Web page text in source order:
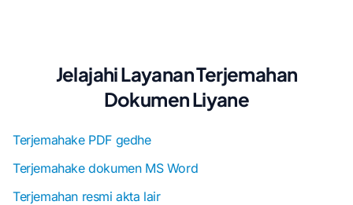
Jelajahi Layanan Terjemahan
Dokumen Liyane
Terjemahake PDF gedhe
Terjemahake dokumen MS Word
Terjemahan resmi akta lair